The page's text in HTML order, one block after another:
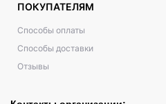
ПОКУПАТЕЛЯМ
Способы оплаты
Способы доставки
Отзывы